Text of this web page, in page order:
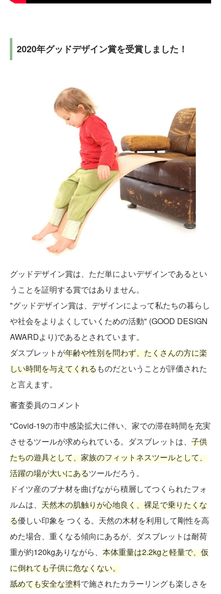
2020年グッドデザイン賞を受賞しました！
グッドデザイン賞は、ただ単によいデザインであるとい
うことを証明する賞ではありません。
"グッドデザイン賞は、デザインによって私たちの暮らし
や社会をよりよくしていくための活動" (GOOD DESIGN
AWARDより)であるとされています。
ダスブレットが年齢や性別を問わず、たくさんの方に楽
しい時間を与えてくれるものだということが評価された
と言えます。
審査委員のコメント
"Covid-19の市中感染拡大に伴い、家での滞在時間を充実
させるツールが求められている。ダスブレットは、 子供
たちの遊具として、家族のフィットネスツールとして、
活躍の場が大いにあるツールだろう。
ドイツ産のブナ材を曲げながら積層してつくられたフォ
ルムは、 天然木の肌触りが心地良く、裸足で乗りたくな
る優しい印象を つくる。天然の木材を利用して剛性を高
めた場合、重くなる傾向にあるが、ダスブレットは耐荷
重が約120kgありながら、 本体重量は2.2kgと軽量で、仮
に倒れても子供に危なくない。
舐めても安全な塗料で施されたカラーリングも楽しさを